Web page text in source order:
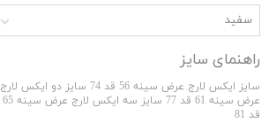
سفید
راهنمای سایز
سایز ایکس لارج عرض سینه 56 قد 74 سایز دو ایکس لارج
عرض سینه 61 قد 77 سایز سه ایکس لارج عرض سینه 65
قد 81